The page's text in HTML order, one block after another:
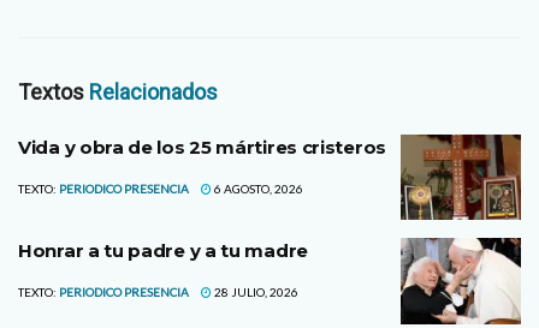
Textos Relacionados
Vida y obra de los 25 mártires cristeros
TEXTO: PERIODICO PRESENCIA 6 AGOSTO, 2026
Honrar a tu padre y a tu madre
TEXTO: PERIODICO PRESENCIA 28 JULIO, 2026